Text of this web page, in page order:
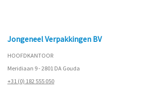
Jongeneel Verpakkingen BV
HOOFDKANTOOR
Meridiaan 9 - 2801 DA Gouda
+31 (0) 182 555 050